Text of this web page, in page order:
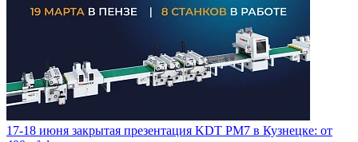
17-18 июня закрытая презентация KDT PM7 в Кузнецке: от